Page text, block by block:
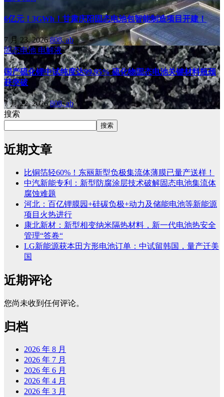
6亿元！3GWh！甘肃庆阳固态电池包智能制造项目开建！
7 月 23, 2026808, ab
固态电池 电解液
国产硫化锂中试纯度达99.95% 硫化物固态电池关键材料瓶颈
获突破
7 月 22, 2026808, ab
搜索
搜索
近期文章
比铜箔轻60%！东丽新型负极集流体薄膜已量产送样！
中汽新能专利：新型防腐涂层技术破解固态电池集流体
腐蚀难题
河北：百亿锂膜园+硅碳负极+动力及储能电池等新能源
项目火热进行
康北新材：新型相变纳米隔热材料，新一代电池热安全
管理“答卷“
LG新能源获本田方形电池订单：中试留韩国，量产迁美
国
近期评论
您尚未收到任何评论。
归档
2026 年 8 月
2026 年 7 月
2026 年 6 月
2026 年 4 月
2026 年 3 月